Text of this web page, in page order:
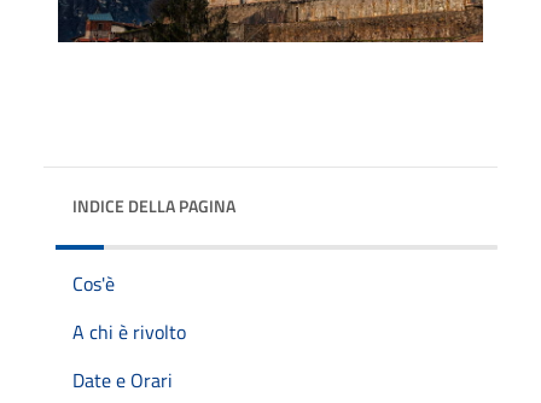
INDICE DELLA PAGINA
Cos'è
A chi è rivolto
Date e Orari